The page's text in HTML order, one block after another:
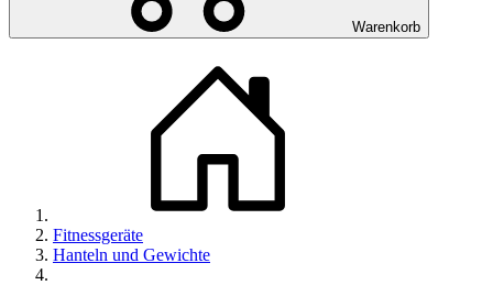
Warenkorb
Fitnessgeräte
Hanteln und Gewichte